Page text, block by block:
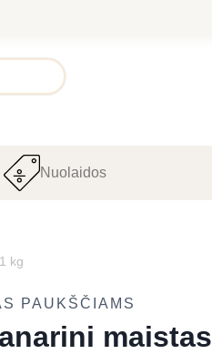
Nuolaidos
kg
PAUKŠČIAMS
maistas